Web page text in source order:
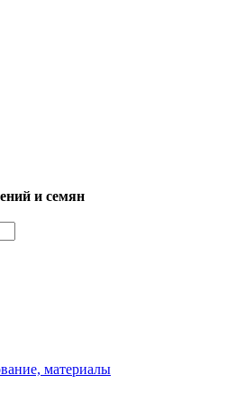
и семян
материалы